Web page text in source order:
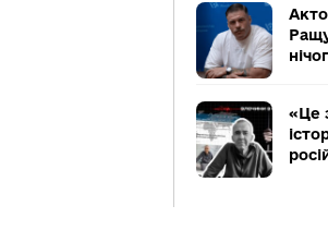
«Це